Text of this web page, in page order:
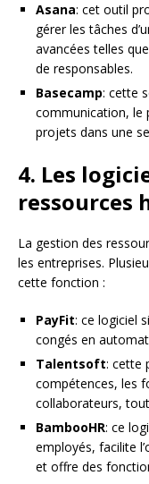
Asana: cet outil
gérer les tâches
avancées telles
de responsables.
Basecamp: cette
communication, le
projets dans une
4. Les
ressources
La gestion des
les entreprises.
cette fonction :
PayFit: ce logiciel
congés en
Talentsoft: cette
compétences, les
collaborateurs,
BambooHR: ce
employés, facilite
et offre des